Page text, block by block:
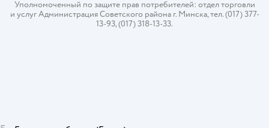
Уполномоченный по защите прав потребителей: отдел торговли
и услуг Администрация Советского района г. Минска, тел. (017) 377-
13-93, (017) 318-13-33.